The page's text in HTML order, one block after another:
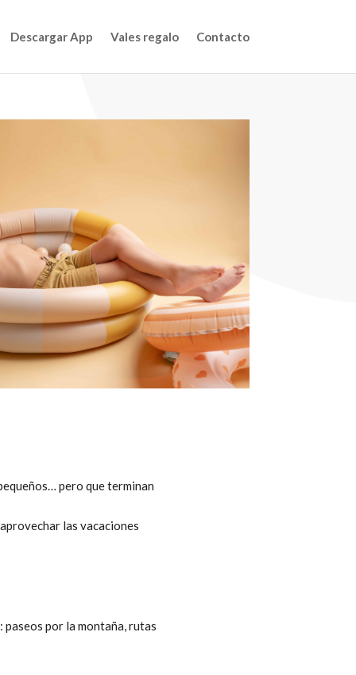
Descargar App Vales regalo Contacto
pero que terminan
las vacaciones
por la montaña, rutas